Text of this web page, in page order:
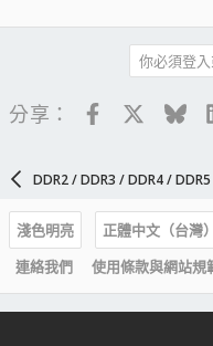
你必須登
分享： Facebook
DDR2 / DDR3 / DDR4 / DDR5
淺色明亮
正體中文（台灣）
連絡我們
使用條款與網站規